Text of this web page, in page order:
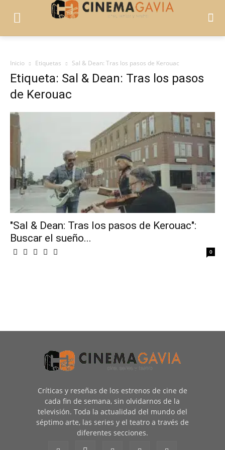
Inicio Etiquetas Sal & Dean: Tras los pasos de Kerouac
Etiqueta: Sal & Dean: Tras los pasos
de Kerouac
"Sal & Dean: Tras los pasos de Kerouac":
Buscar el sueño...
0
Críticas y reseñas de los estrenos de cine de
cada fin de semana, sin olvidarnos de la
televisión. Toda la actualidad del mundo del
séptimo arte, las series y el teatro a través de
diferentes secciones.